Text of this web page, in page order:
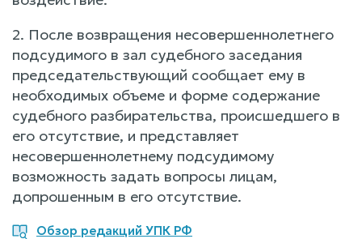
2. После возвращения несовершеннолетнего
подсудимого в зал судебного заседания
председательствующий сообщает ему в
необходимых объеме и форме содержание
судебного разбирательства, происшедшего в
его отсутствие, и представляет
несовершеннолетнему подсудимому
возможность задать вопросы лицам,
допрошенным в его отсутствие.
Обзор редакций УПК РФ